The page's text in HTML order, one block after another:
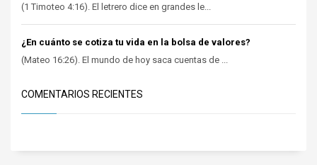
(1 Timoteo 4:16). El letrero dice en grandes le...
¿En cuánto se cotiza tu vida en la bolsa de valores?
(Mateo 16:26). El mundo de hoy saca cuentas de ...
COMENTARIOS RECIENTES